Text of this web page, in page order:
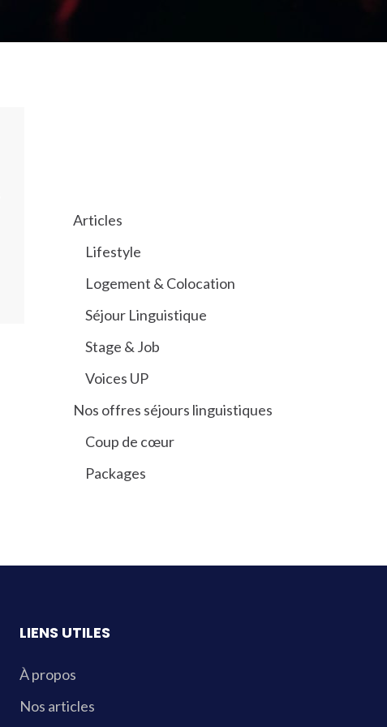
Articles
Lifestyle
Logement & Colocation
Séjour Linguistique
Stage & Job
Voices UP
Nos offres séjours linguistiques
Coup de cœur
Packages
LIENS UTILES
À propos
Nos articles